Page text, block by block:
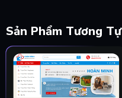
Sản Phẩm Tương Tự